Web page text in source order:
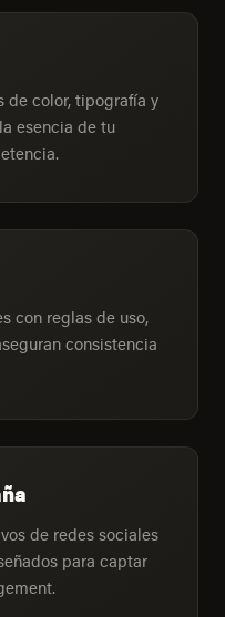
de color, tipografía y
esencia de tu
con reglas de uso,
consistencia
de redes sociales
para captar